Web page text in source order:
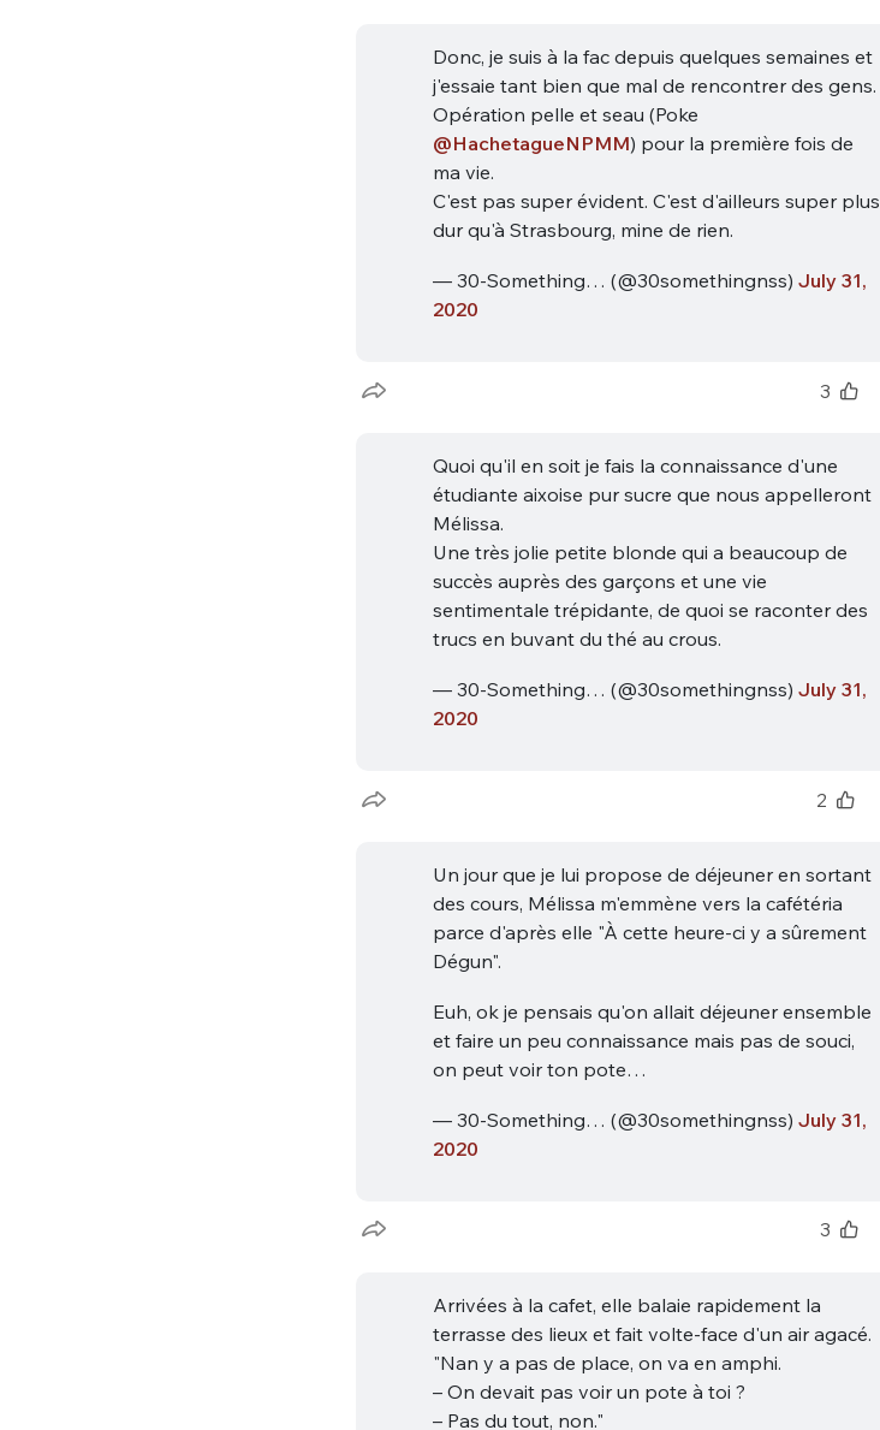
Donc, je suis à la fac depuis quelques semaines et
j'essaie tant bien que mal de rencontrer des gens.
Opération pelle et seau (Poke
@HachetagueNPMM) pour la première fois de
ma vie.
C'est pas super évident. C'est d'ailleurs super plus
dur qu'à Strasbourg, mine de rien.
— 30-Something… (@30somethingnss) July 31,
2020
3
Quoi qu'il en soit je fais la connaissance d'une
étudiante aixoise pur sucre que nous appelleront
Mélissa.
Une très jolie petite blonde qui a beaucoup de
succès auprès des garçons et une vie
sentimentale trépidante, de quoi se raconter des
trucs en buvant du thé au crous.
— 30-Something… (@30somethingnss) July 31,
2020
2
Un jour que je lui propose de déjeuner en sortant
des cours, Mélissa m'emmène vers la cafétéria
parce d'après elle "À cette heure-ci y a sûrement
Dégun".
Euh, ok je pensais qu'on allait déjeuner ensemble
et faire un peu connaissance mais pas de souci,
on peut voir ton pote…
— 30-Something… (@30somethingnss) July 31,
2020
3
Arrivées à la cafet, elle balaie rapidement la
terrasse des lieux et fait volte-face d'un air agacé.
"Nan y a pas de place, on va en amphi.
– On devait pas voir un pote à toi ?
– Pas du tout, non."